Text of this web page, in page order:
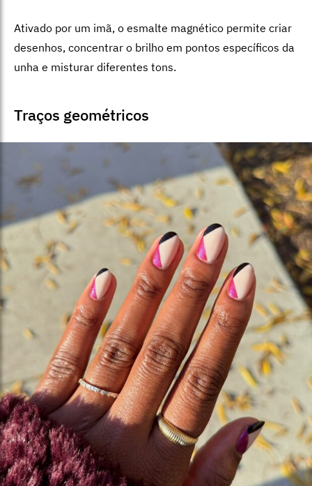
Ativado por um imã, o esmalte magnético permite criar
desenhos, concentrar o brilho em pontos específicos da
unha e misturar diferentes tons.
Traços geométricos